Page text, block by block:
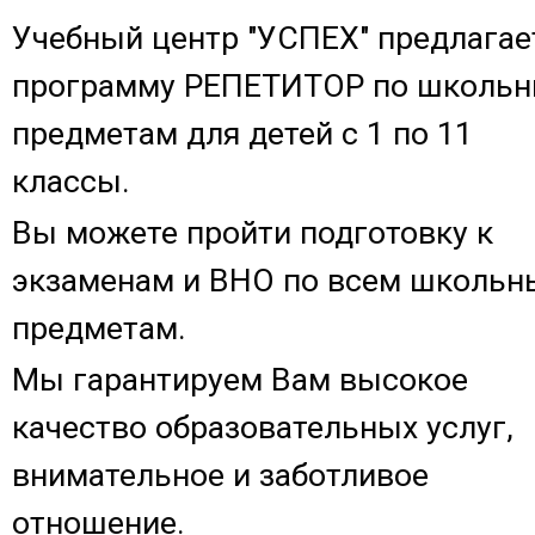
Учебный центр "УСПЕХ"
программу РЕПЕТИТОР по
предметам для детей с 1 по 11
классы.
Вы можете пройти подготовку к
экзаменам и ВНО по всем
предметам.
Мы гарантируем Вам высокое
качество образовательных услуг,
внимательное и заботливое
отношение.